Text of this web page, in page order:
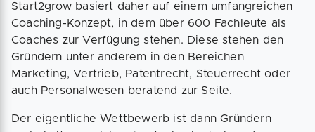
Start2grow basiert daher auf einem umfangreichen
Coaching-Konzept, in dem über 600 Fachleute als
Coaches zur Verfügung stehen. Diese stehen den
Gründern unter anderem in den Bereichen
Marketing, Vertrieb, Patentrecht, Steuerrecht oder
auch Personalwesen beratend zur Seite.
Der eigentliche Wettbewerb ist dann Gründern